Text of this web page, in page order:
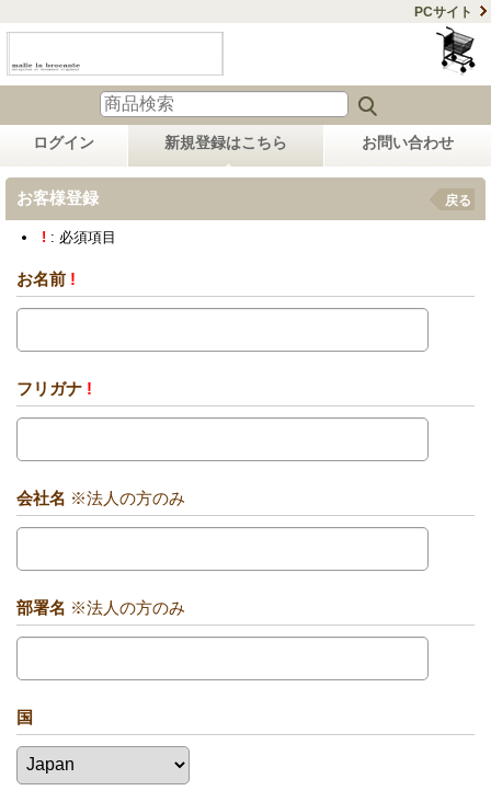
PCサイト
ログイン 新規登録はこちら お問い合わせ
お客様登録 戻る
! : 必須項目
お名前 !
フリガナ !
会社名 ※法人の方のみ
部署名 ※法人の方のみ
国